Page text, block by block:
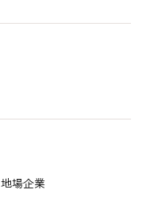
地場企業